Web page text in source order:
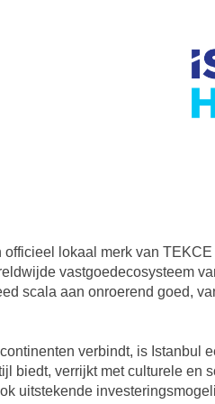
officieel lokaal merk van
vastgoedecosysteem
scala aan onroerend goed,
verbindt, is Istanbul
biedt, verrijkt met culturele en
uitstekende